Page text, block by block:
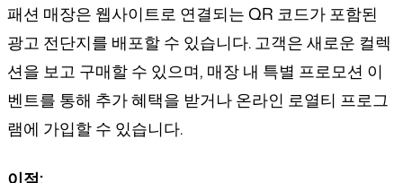
패션 매장은 웹사이트로 연결되는 QR 코드가 포함된
광고 전단지를 배포할 수 있습니다. 고객은 새로운 컬렉
션을 보고 구매할 수 있으며, 매장 내 특별 프로모션 이
벤트를 통해 추가 혜택을 받거나 온라인 로열티 프로그
램에 가입할 수 있습니다.